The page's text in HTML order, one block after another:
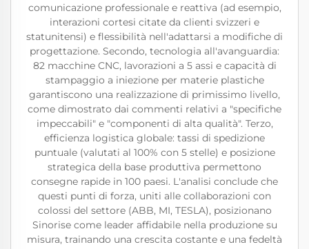
comunicazione professionale e reattiva (ad esempio,
interazioni cortesi citate da clienti svizzeri e
statunitensi) e flessibilità nell'adattarsi a modifiche di
progettazione. Secondo, tecnologia all'avanguardia:
82 macchine CNC, lavorazioni a 5 assi e capacità di
stampaggio a iniezione per materie plastiche
garantiscono una realizzazione di primissimo livello,
come dimostrato dai commenti relativi a "specifiche
impeccabili" e "componenti di alta qualità". Terzo,
efficienza logistica globale: tassi di spedizione
puntuale (valutati al 100% con 5 stelle) e posizione
strategica della base produttiva permettono
consegne rapide in 100 paesi. L'analisi conclude che
questi punti di forza, uniti alle collaborazioni con
colossi del settore (ABB, MI, TESLA), posizionano
Sinorise come leader affidabile nella produzione su
misura, trainando una crescita costante e una fedeltà